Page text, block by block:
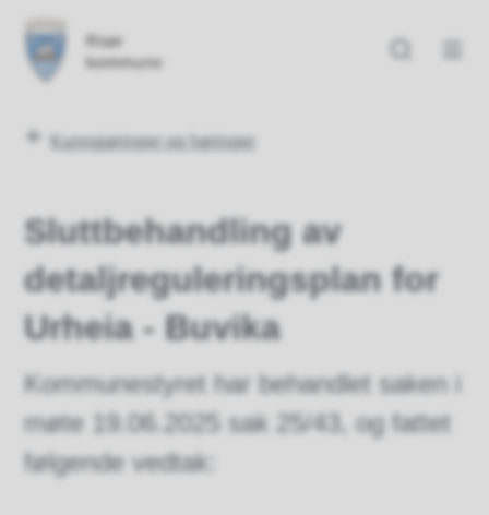
Risør kommune
Du er her:
Kunngjøringer og høringer
Sluttbehandling av
detaljreguleringsplan for
Urheia - Buvika
Kommunestyret har behandlet saken i
møte 19.06.2025 sak 25/43, og fattet
følgende vedtak: